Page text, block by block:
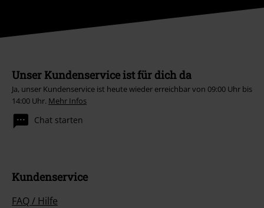
Unser Kundenservice ist für dich da
Ja, unser Kundenservice ist heute wieder erreichbar von 09:00 Uhr bis
14:00 Uhr. Mehr Infos
Chat starten
Kundenservice
FAQ / Hilfe